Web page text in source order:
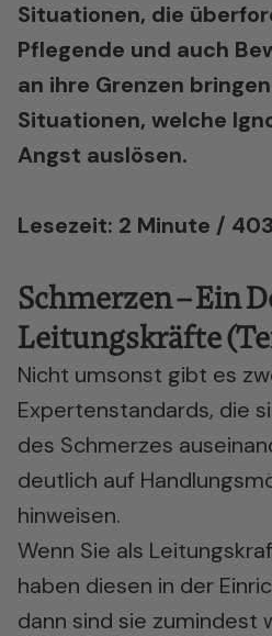
Situationen, die
Pflegende und auch
an ihre Grenzen
Situationen, welche
Angst auslösen.
Lesezeit: 2 Minute /
Schmerzen – Ein
Leitungskräfte
Nicht umsonst gibt es
Expertenstandards, die
des Schmerzes
deutlich auf
hinweisen.
Wenn Sie als
haben diesen in der
dann sind sie zumindest